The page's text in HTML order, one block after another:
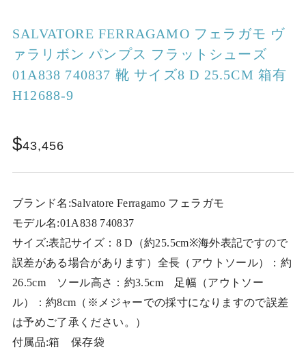
SALVATORE FERRAGAMO フェラガモ ヴ
ァラリボン パンプス フラットシューズ
01A838 740837 靴 サイズ8 D 25.5CM 箱有
H12688-9
43,456
ブランド名:Salvatore Ferragamo フェラガモ
モデル名:01A838 740837
サイズ:表記サイズ：8 D（約25.5cm※海外表記ですので
誤差がある場合があります）全長（アウトソール）：約
26.5cm ソール高さ：約3.5cm 足幅（アウトソー
ル）：約8cm（※メジャーでの採寸になりますので誤差
は予めご了承ください。）
付属品:箱 保存袋